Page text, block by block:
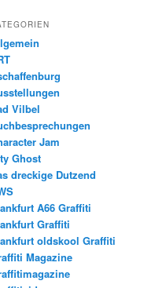
Vilbel
Jam
Ghost
dreckige Dutzend
A66 Graffiti
Graffiti
oldskool Graffiti
Magazine